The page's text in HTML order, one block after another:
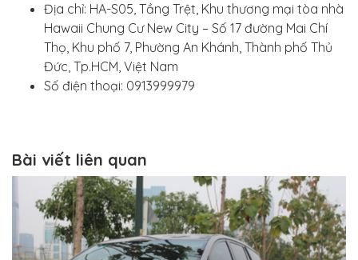
Địa chỉ: HA-S05, Tầng Trệt, Khu thương mại tòa nhà
Hawaii Chung Cư New City – Số 17 đường Mai Chí
Thọ, Khu phố 7, Phường An Khánh, Thành phố Thủ
Đức, Tp.HCM, Việt Nam
Số điện thoại: 0913999979
Bài viết liên quan